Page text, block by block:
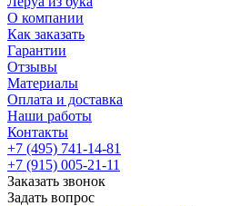
О компании
Как заказать
Гарантии
Отзывы
Материалы
Оплата и доставка
Наши работы
Контакты
+7 (495) 741-14-81
+7 (915) 005-21-11
Заказать звонок
Задать вопрос